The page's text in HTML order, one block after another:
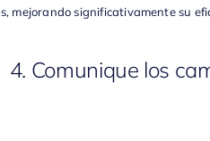
mejorando significativamente su
4. Comunique los